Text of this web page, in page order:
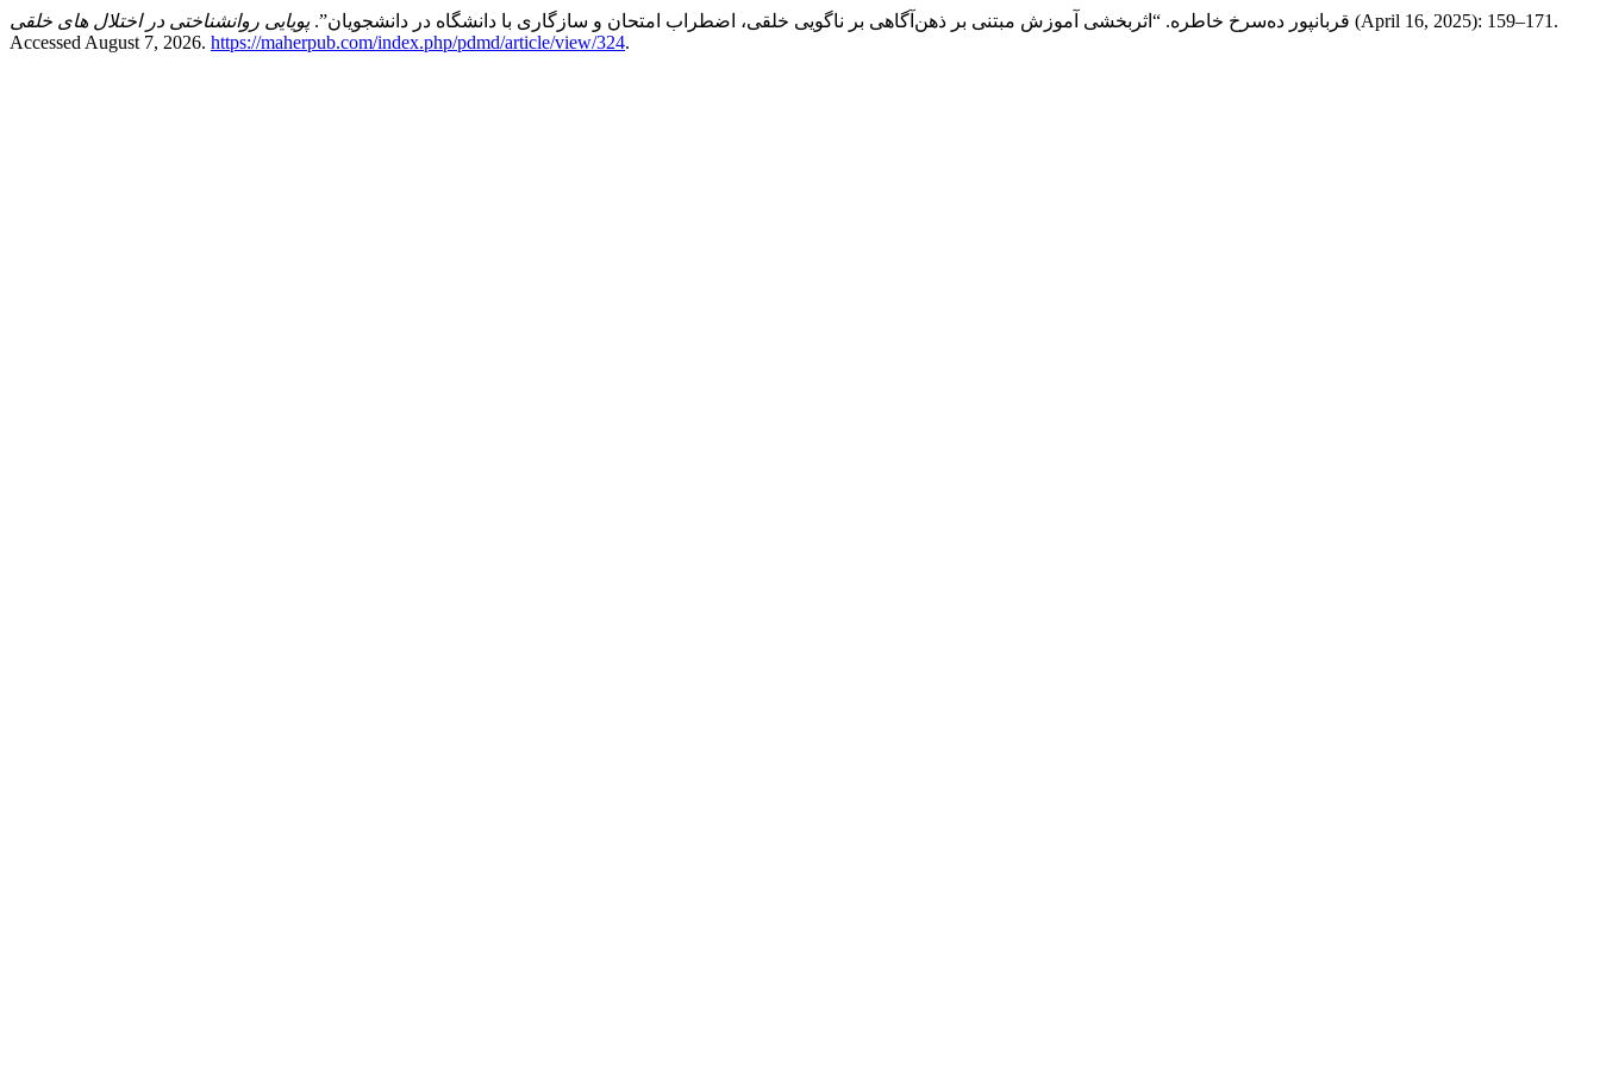
قربانپور ده‌سرخ خاطره. “اثربخشی آموزش مبتنی بر ذهن‌آگاهی بر ناگویی خلقی، اضطراب امتحان و سازگاری با دانشگاه در دانشجویان”.پویایی روانشناختی در اختلال های خلقی
(April 16, 2025): 159–171.
Accessed August 7, 2026. https://maherpub.com/index.php/pdmd/article/view/324.